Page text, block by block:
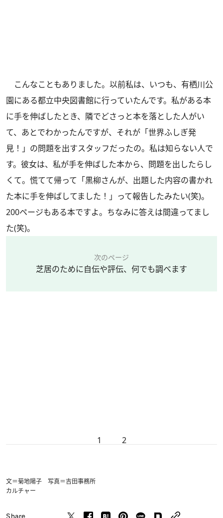
こんなこともありました。以前私は、いつも、有栖川公
園にある都立中央図書館に行っていたんです。私がある本
に手を伸ばしたとき、隣でどさっと本を落とした人がい
て、あとでわかったんですが、それが「世界ふしぎ発
見！」の問題を出すスタッフだったの。私は知らない人で
す。彼女は、私が手を伸ばした本から、問題を出したらし
くて。慌てて帰って「黒柳さんが、出題した内容の書かれ
た本に手を伸ばしてました！」って報告したみたい(笑)。
200ページもある本ですよ。ちなみに答えは間違ってまし
た(笑)。
次のページ
芝居のために自伝や評伝、何でも調べます
1 2
文＝菊地陽子 写真＝吉田事務所
カルチャー
Share